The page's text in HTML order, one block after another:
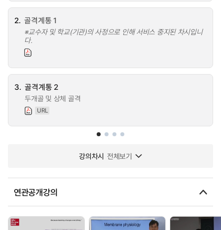
2. 골격계통 1
※교수자 및 학교(기관)의 사정으로 인해 서비스 중지된 차시입니
다.
3. 골격계통 2
두개골 및 상체 골격
URL
강의차시 전체보기
연관공개강의